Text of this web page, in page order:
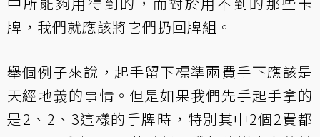
牌，我們就應該將它們扔回牌組。
舉個例子來說，起手留下標準兩費手下應該是
天經地義的事情。但是如果我們先手起手拿的
是2、2、3這樣的手牌時，特別其中2個2費都